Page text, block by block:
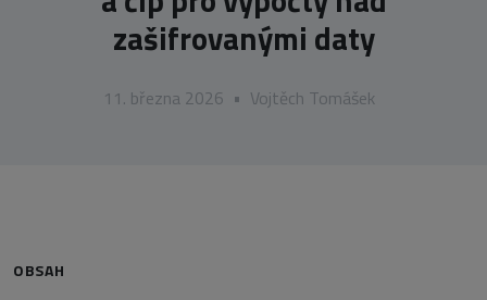
zašifrovanými daty
11. března 2026 • Vojtěch Tomášek
OBSAH